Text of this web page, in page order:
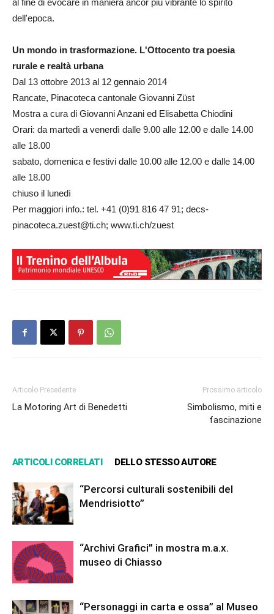
al fine di evocare in maniera ancor più vibrante lo spirito
dell'epoca.
Un mondo in trasformazione. L'Ottocento tra poesia
rurale e realtà urbana
Dal 13 ottobre 2013 al 12 gennaio 2014
Rancate, Pinacoteca cantonale Giovanni Züst
Mostra a cura di Giovanni Anzani ed Elisabetta Chiodini
Orari: da martedì a venerdì dalle 9.00 alle 12.00 e dalle 14.00
alle 18.00
sabato, domenica e festivi dalle 10.00 alle 12.00 e dalle 14.00
alle 18.00
chiuso il lunedì
Per maggiori info.: tel. +41 (0)91 816 47 91; decs-
pinacoteca.zuest@ti.ch; www.ti.ch/zuest
Articolo Precedente
La Motoring Art di Benedetti
Prossimo articolo
Simbolismo, miti e
fascinazione
ARTICOLI CORRELATI DELLO STESSO AUTORE
“Percorsi culturali sostenibili del
Mendrisiotto”
“Archivi Grafici” in mostra m.a.x.
museo di Chiasso
“Personaggi in carta e ossa” al Museo